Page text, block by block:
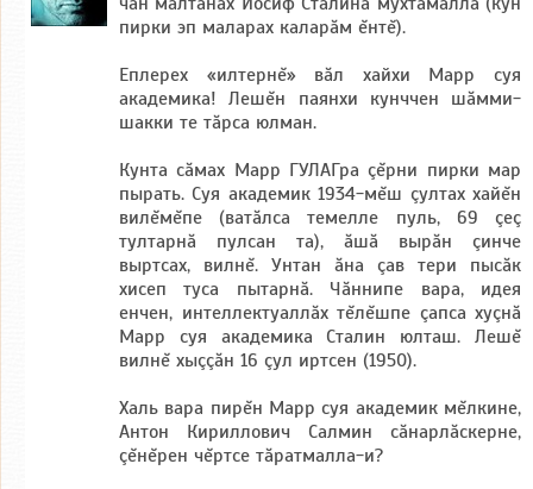
пирки эп маларах каларăм ĕнтĕ).
Еплерех «илтернĕ» вăл хайхи Марр суя
академика! Лешĕн паянхи кунччен шăмми-
шакки те тăрса юлман.
Кунта сăмах Марр ГУЛАГра çĕрни пирки мар
пырать. Суя академик 1934-мĕш çултах хайĕн
вилĕмĕпе (ватăлса темелле пуль, 69 çеç
тултарнă пулсан та), ăшă вырăн çинче
выртсах, вилнĕ. Унтан ăна çав тери пысăк
хисеп туса пытарнă. Чăннипе вара, идея
енчен, интеллектуаллăх тĕлĕшпе çапса хуçнă
Марр суя академика Сталин юлташ. Лешĕ
вилнĕ хыççăн 16 çул иртсен (1950).
Халь вара пирĕн Марр суя академик мĕлкине,
Антон Кириллович Салмин сăнарлăскерне,
çĕнĕрен чĕртсе тăратмалла-и?